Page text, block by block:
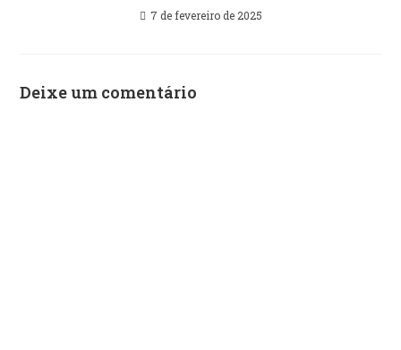
7 de fevereiro de 2025
Deixe um comentário